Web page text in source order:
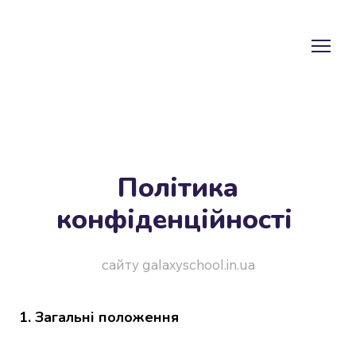
Політика
конфіденційності
сайту galaxyschool.in.ua
1. Загальні положення